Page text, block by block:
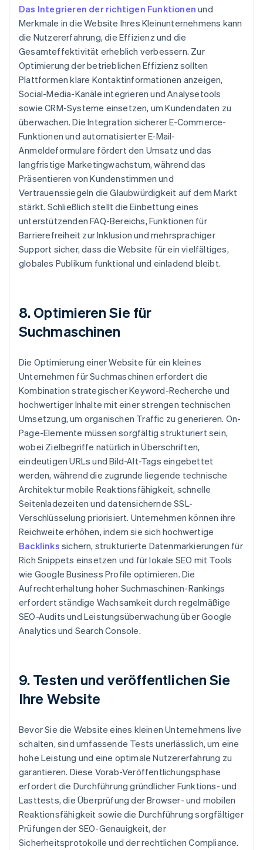
Das Integrieren der richtigen Funktionen und
Merkmale in die Website Ihres Kleinunternehmens kann
die Nutzererfahrung, die Effizienz und die
Gesamteffektivität erheblich verbessern. Zur
Optimierung der betrieblichen Effizienz sollten
Plattformen klare Kontaktinformationen anzeigen,
Social-Media-Kanäle integrieren und Analysetools
sowie CRM-Systeme einsetzen, um Kundendaten zu
überwachen. Die Integration sicherer E-Commerce-
Funktionen und automatisierter E-Mail-
Anmeldeformulare fördert den Umsatz und das
langfristige Marketingwachstum, während das
Präsentieren von Kundenstimmen und
Vertrauenssiegeln die Glaubwürdigkeit auf dem Markt
stärkt. Schließlich stellt die Einbettung eines
unterstützenden FAQ-Bereichs, Funktionen für
Barrierefreiheit zur Inklusion und mehrsprachiger
Support sicher, dass die Website für ein vielfältiges,
globales Publikum funktional und einladend bleibt.
8. Optimieren Sie für
Suchmaschinen
Die Optimierung einer Website für ein kleines
Unternehmen für Suchmaschinen erfordert die
Kombination strategischer Keyword-Recherche und
hochwertiger Inhalte mit einer strengen technischen
Umsetzung, um organischen Traffic zu generieren. On-
Page-Elemente müssen sorgfältig strukturiert sein,
wobei Zielbegriffe natürlich in Überschriften,
eindeutigen URLs und Bild-Alt-Tags eingebettet
werden, während die zugrunde liegende technische
Architektur mobile Reaktionsfähigkeit, schnelle
Seitenladezeiten und datensichernde SSL-
Verschlüsselung priorisiert. Unternehmen können ihre
Reichweite erhöhen, indem sie sich hochwertige
Backlinks sichern, strukturierte Datenmarkierungen für
Rich Snippets einsetzen und für lokale SEO mit Tools
wie Google Business Profile optimieren. Die
Aufrechterhaltung hoher Suchmaschinen-Rankings
erfordert ständige Wachsamkeit durch regelmäßige
SEO-Audits und Leistungsüberwachung über Google
Analytics und Search Console.
9. Testen und veröffentlichen Sie
Ihre Website
Bevor Sie die Website eines kleinen Unternehmens live
schalten, sind umfassende Tests unerlässlich, um eine
hohe Leistung und eine optimale Nutzererfahrung zu
garantieren. Diese Vorab-Veröffentlichungsphase
erfordert die Durchführung gründlicher Funktions- und
Lasttests, die Überprüfung der Browser- und mobilen
Reaktionsfähigkeit sowie die Durchführung sorgfältiger
Prüfungen der SEO-Genauigkeit, der
Sicherheitsprotokolle und der rechtlichen Compliance.